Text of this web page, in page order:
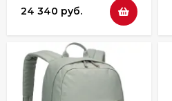
24 340 руб.